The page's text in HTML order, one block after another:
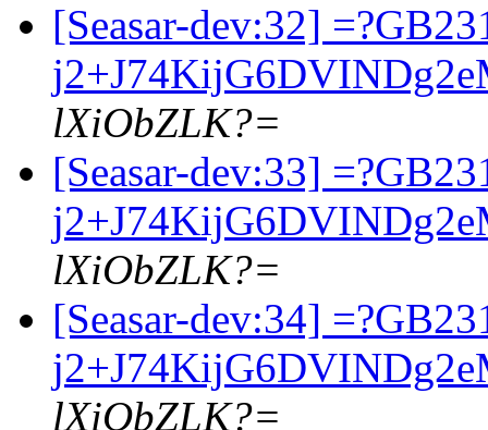
[Seasar-dev:32]
lXiObZLK?=
[Seasar-dev:33]
lXiObZLK?=
[Seasar-dev:34]
lXiObZLK?=